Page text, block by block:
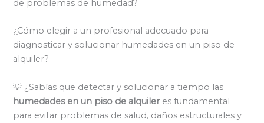
de problemas de humedad?
¿Cómo elegir a un profesional adecuado para
diagnosticar y solucionar humedades en un piso de
alquiler?
💡 ¿Sabías que detectar y solucionar a tiempo las
humedades en un piso de alquileres fundamental
para evitar problemas de salud, daños estructurales y